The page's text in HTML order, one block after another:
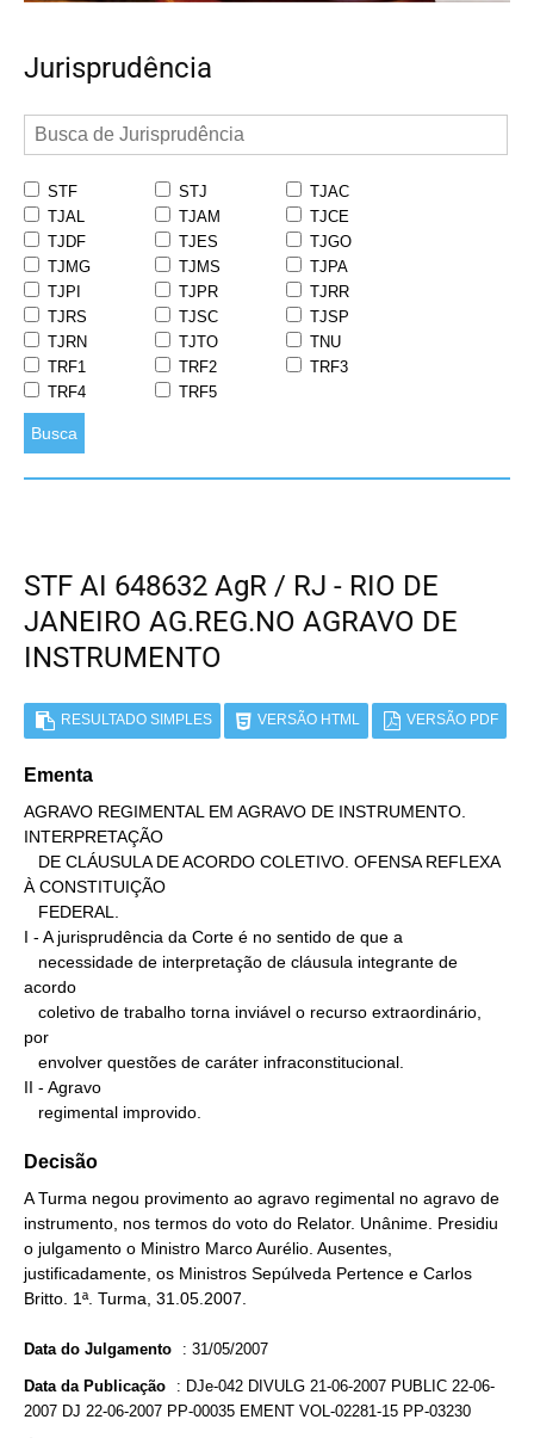
Jurisprudência
STF STJ
TJAC
TJAL
TJAM
TJCE
TJDF
TJES
TJGO
TJMG
TJMS
TJPA
TJPI
TJPR
TJRR
TJRS
TJSC
TJSP
TJRN
TJTO
TNU
TRF1
TRF2
TRF3
TRF4
TRF5
Busca
STF AI 648632 AgR / RJ - RIO DE
JANEIRO AG.REG.NO AGRAVO DE
INSTRUMENTO
RESULTADO SIMPLES VERSÃO HTML VERSÃO PDF
Ementa
AGRAVO REGIMENTAL EM AGRAVO DE INSTRUMENTO.
INTERPRETAÇÃO
À CONSTITUIÇÃO
I - A jurisprudência da Corte é no sentido de que a
acordo
por
II - Agravo
   regimental improvido.
Decisão
A Turma negou provimento ao agravo regimental no agravo de
instrumento, nos termos do voto do Relator. Unânime. Presidiu
o julgamento o Ministro Marco Aurélio. Ausentes,
justificadamente, os Ministros Sepúlveda Pertence e Carlos
Britto. 1ª. Turma, 31.05.2007.
Data do Julgamento : 31/05/2007
Data da Publicação : DJe-042 DIVULG 21-06-2007 PUBLIC 22-06-
2007 DJ 22-06-2007 PP-00035 EMENT VOL-02281-15 PP-03230